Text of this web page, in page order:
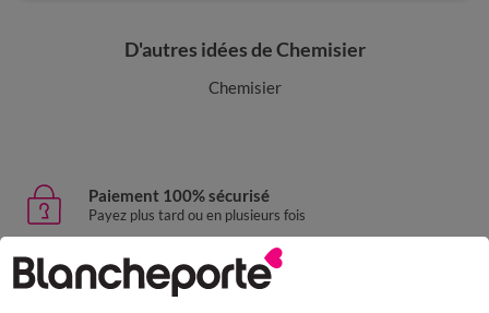
D'autres idées de Chemisier
Chemisier
Paiement 100% sécurisé
Payez plus tard ou en plusieurs fois
Livraison express
domicile, relais, consignes automatiques